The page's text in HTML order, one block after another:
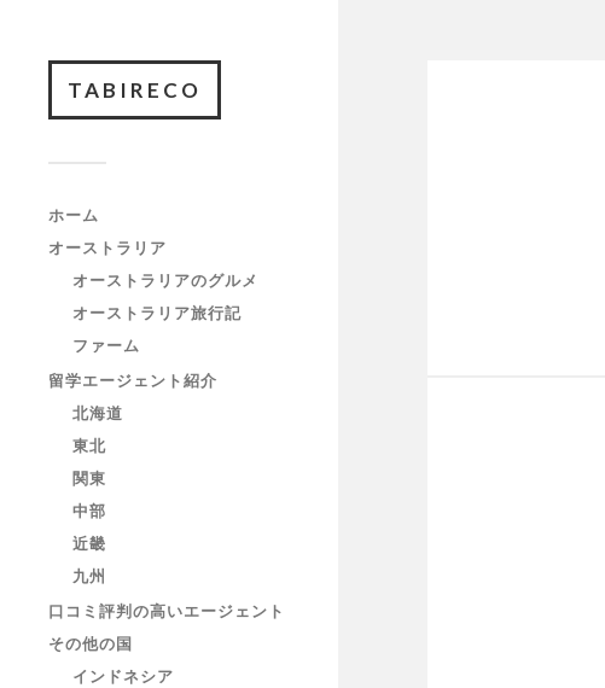
TABIRECO
ホーム
オーストラリア
オーストラリアのグルメ
オーストラリア旅行記
ファーム
留学エージェント紹介
北海道
東北
関東
中部
近畿
九州
口コミ評判の高いエージェント
その他の国
インドネシア